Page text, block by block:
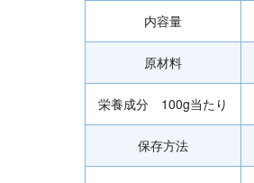
内容量
原材料
栄養成分 100g当たり
保存方法